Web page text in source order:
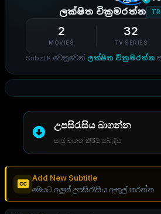
ලක්ෂිත වික්‍රමරත්න
2
MOVIES
32
TV SERIES
SubzLK වෙනුවෙන් ලක්ෂිත වික්‍රමරත්න
උපසිරැසිය බාගන්න
සෘජු බාගත කිරීම් සබැඳිය
Add New Subtitle
මෙයට අලුත් උපසිරැසිය ඇතුල් කරන්න